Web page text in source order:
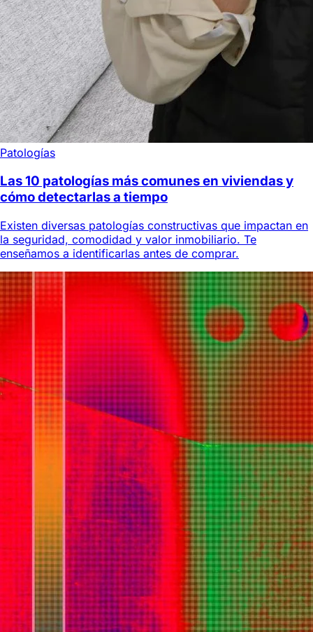
Patologías
Las 10 patologías más comunes en viviendas y
cómo detectarlas a tiempo
Existen diversas patologías constructivas que impactan en
la seguridad, comodidad y valor inmobiliario. Te
enseñamos a identificarlas antes de comprar.